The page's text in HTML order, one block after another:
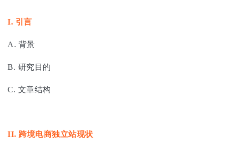
I. 引言
A. 背景
B. 研究目的
C. 文章结构
II. 跨境电商独立站现状